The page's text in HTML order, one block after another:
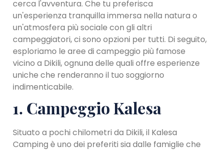
cerca l'avventura. Che tu preferisca
un'esperienza tranquilla immersa nella natura o
un'atmosfera più sociale con gli altri
campeggiatori, ci sono opzioni per tutti. Di seguito,
esploriamo le aree di campeggio più famose
vicino a Dikili, ognuna delle quali offre esperienze
uniche che renderanno il tuo soggiorno
indimenticabile.
1. Campeggio Kalesa
Situato a pochi chilometri da Dikili, il Kalesa
Camping è uno dei preferiti sia dalle famiglie che